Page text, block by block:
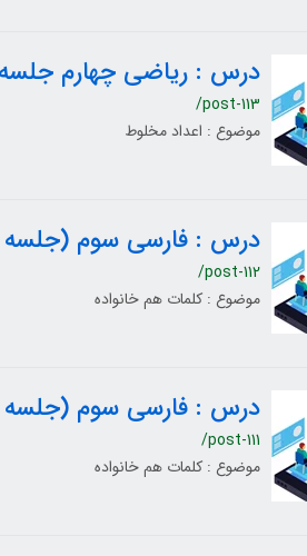
درس : ریاضی چهارم جلسه دوم شماره 1
/post-113
موضوع : اعداد مخلوط
درس : فارسی سوم (جلسه دوم) شماره 2
/post-112
موضوع : کلمات هم خانواده
درس : فارسی سوم (جلسه دوم) شماره 1
/post-111
موضوع : کلمات هم خانواده